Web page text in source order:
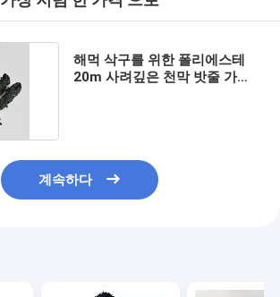
해먹 삭구를 위한 폴리에스테
20m 사려깊은 천막 밧줄 가이
계속하다